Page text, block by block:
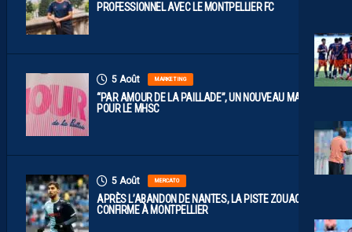
PROFESSIONNEL AVEC LE MONTPELLIER FC
5 Août MARKETING
“PAR AMOUR DE LA PAILLADE”, UN NOUVEAU MAILLOT
POUR LE MHSC
5 Août MERCATO
APRÈS L’ABANDON DE NANTES, LA PISTE ZOUAOUI SE
CONFIRME À MONTPELLIER